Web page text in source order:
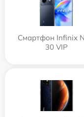
Смартфон Infinix
30 VIP